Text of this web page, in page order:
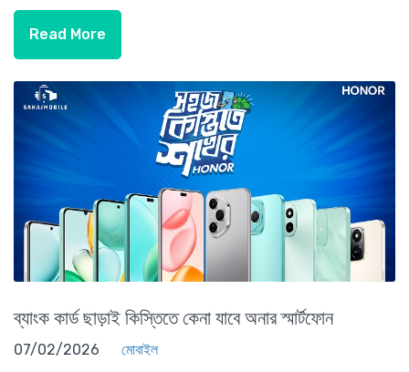
Read More
ব্যাংক কার্ড ছাড়াই কিস্তিতে কেনা যাবে অনার স্মার্টফোন
07/02/2026 মোবাইল